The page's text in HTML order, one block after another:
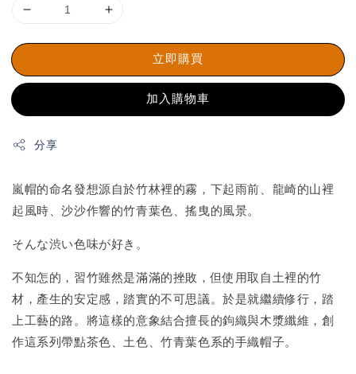
立即購買
加入購物車
分享
嵐帽的命名發想源自於竹林裡的霧，下起雨前、龍崎的山裡
起風時、沙沙作響的竹青葉色、搖曳的風景。
そんな渋い色味が好き。
不知怎的，習竹雖然是滿滿的挫敗，但使用取自土裡的竹
材，產生的安定感，踏實的不可思議。於是就繼續修行，踏
上工藝的路。將這樣的意象結合擅長的鉤織與木漿纖維，創
作這系列帶點茶色、土色、竹青葉色系的手織帽子。